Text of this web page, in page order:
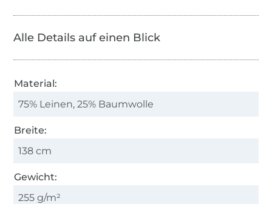
Alle Details auf einen Blick
Material:
75% Leinen, 25% Baumwolle
Breite:
138 cm
Gewicht:
255 g/m²